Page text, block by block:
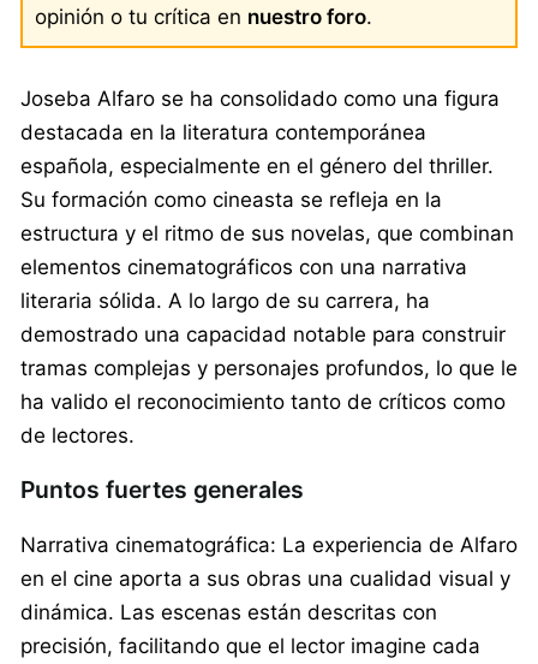
opinión o tu crítica en nuestro foro.
Joseba Alfaro se ha consolidado como una figura
destacada en la literatura contemporánea
española, especialmente en el género del thriller.
Su formación como cineasta se refleja en la
estructura y el ritmo de sus novelas, que combinan
elementos cinematográficos con una narrativa
literaria sólida. A lo largo de su carrera, ha
demostrado una capacidad notable para construir
tramas complejas y personajes profundos, lo que le
ha valido el reconocimiento tanto de críticos como
de lectores.
Puntos fuertes generales
Narrativa cinematográfica: La experiencia de Alfaro
en el cine aporta a sus obras una cualidad visual y
dinámica. Las escenas están descritas con
precisión, facilitando que el lector imagine cada